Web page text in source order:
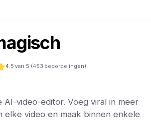
4.5 van 5 (453 beoordelingen)
AI-video-editor. Voeg viral in meer
elke video en maak binnen enkele